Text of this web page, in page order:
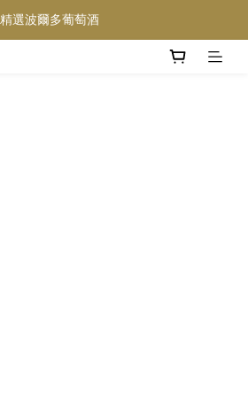
滿 $1200 (不限支數) 皆可享免費送貨
精選波爾多葡萄酒